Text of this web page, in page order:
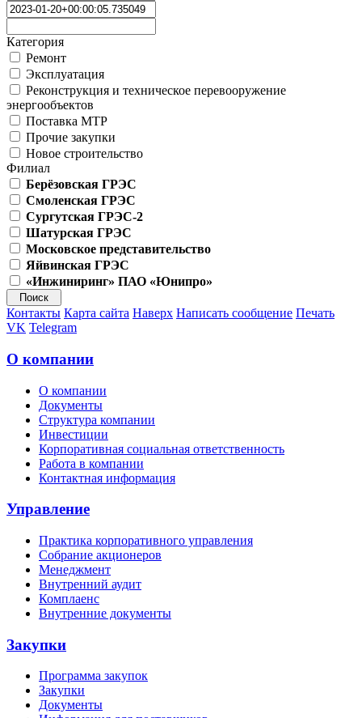
Категория
Ремонт
Эксплуатация
Реконструкция и техническое перевооружение
энергообъектов
Поставка МТР
Прочие закупки
Новое строительство
Филиал
Берёзовская ГРЭС
Смоленская ГРЭС
Сургутская ГРЭС-2
Шатурская ГРЭС
Московское представительство
Яйвинская ГРЭС
«Инжиниринг» ПАО «Юнипро»
Контакты Карта сайта Наверх Написать сообщение Печать
VK Telegram
О компании
О компании
Документы
Структура компании
Инвестиции
Корпоративная социальная ответственность
Работа в компании
Контактная информация
Управление
Практика корпоративного управления
Собрание акционеров
Менеджмент
Внутренний аудит
Комплаенс
Внутренние документы
Закупки
Программа закупок
Закупки
Документы